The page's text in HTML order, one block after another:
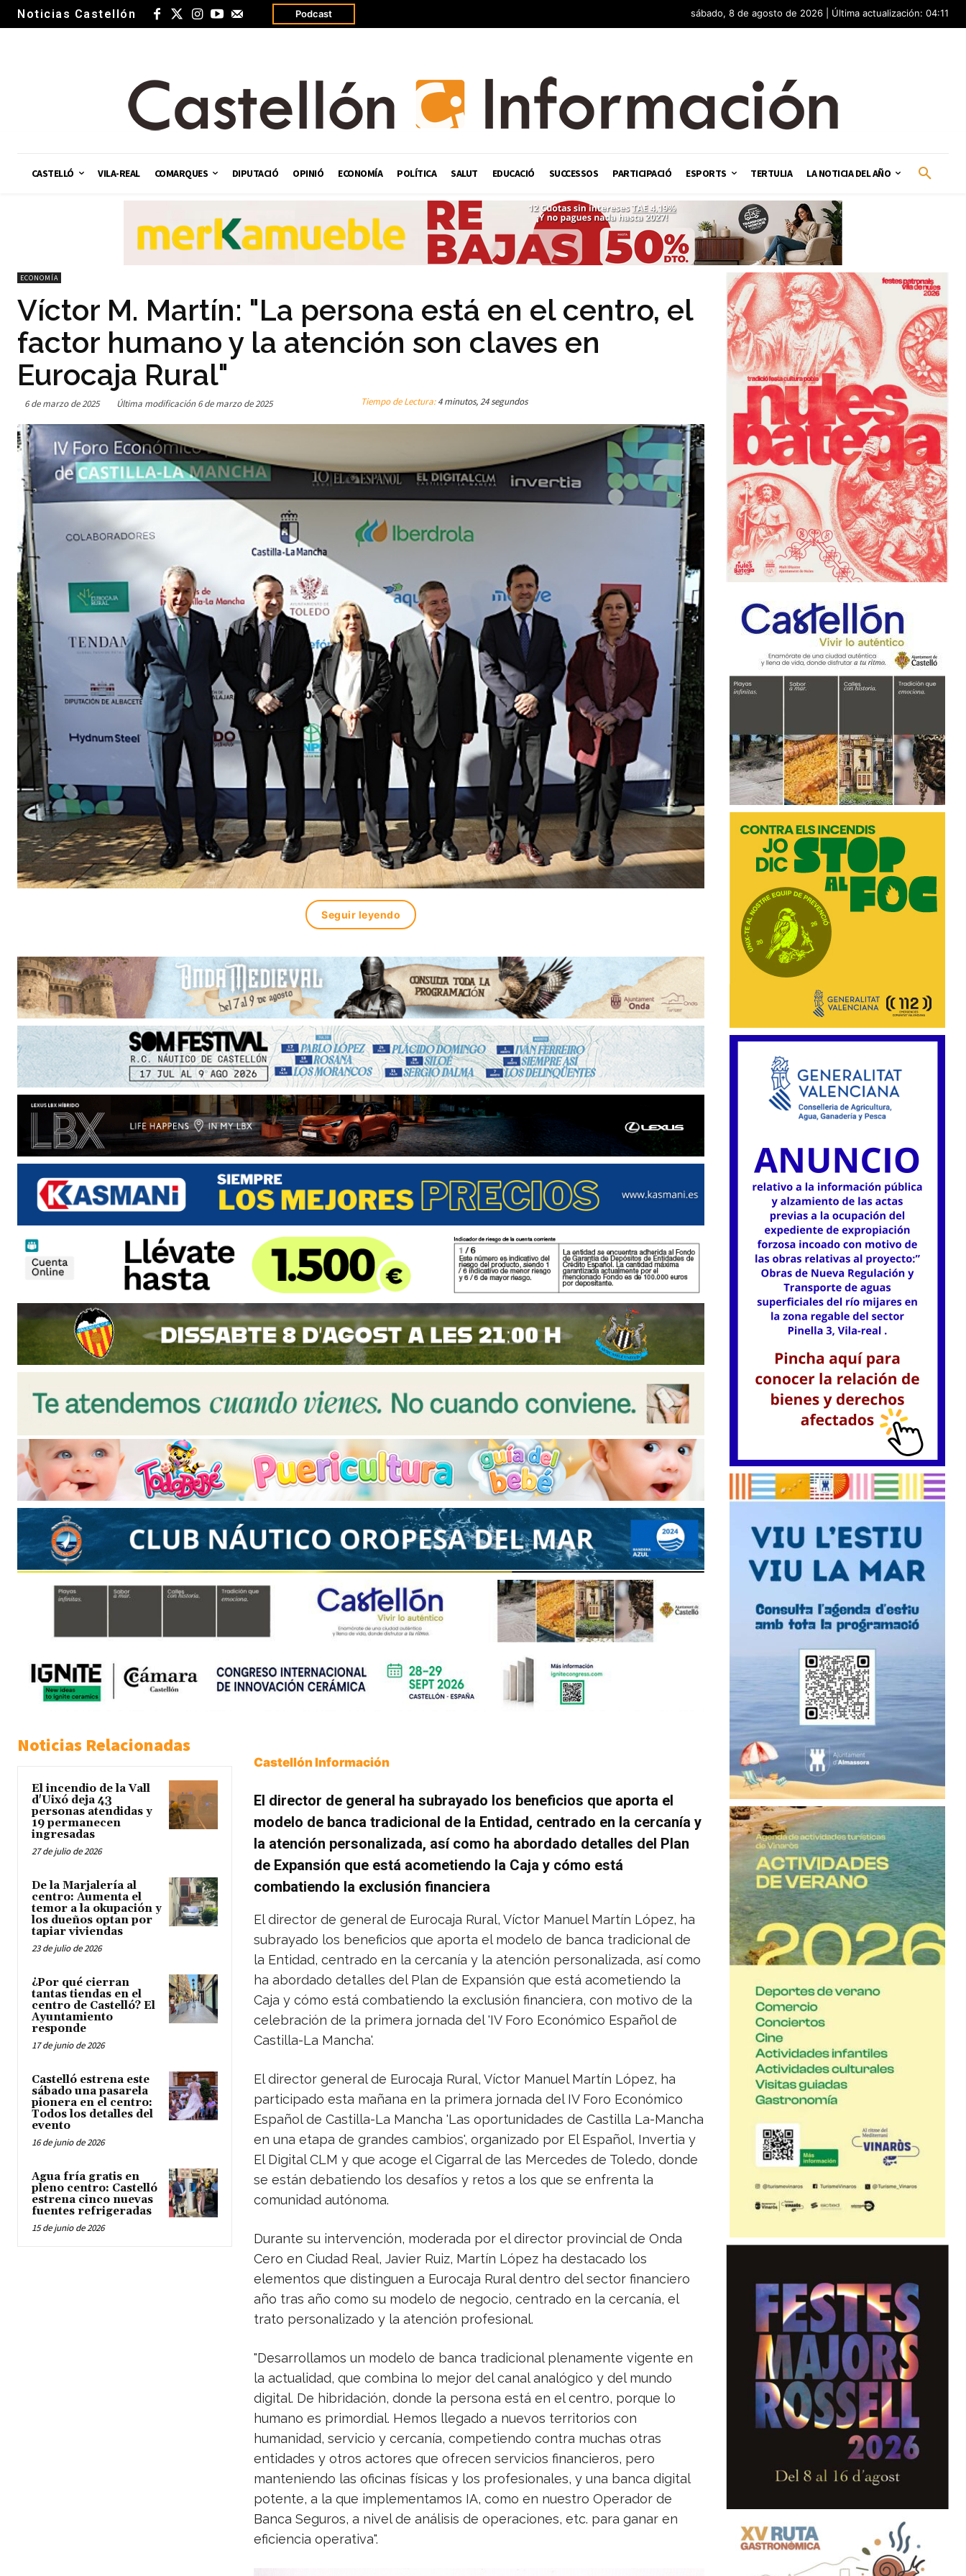
Noticias Castellón Podcast sábado, 8 de agosto de 2026 | Última actualización: 04:11
CASTELLÓ VILA-REAL COMARQUES DIPUTACIÓ OPINIÓ ECONOMÍA POLÍTICA SALUT EDUCACIÓ SUCCESSOS PARTICIPACIÓ ESPORTS TERTULIA LA NOTICIA DEL AÑO
ECONOMÍA
Víctor M. Martín: "La persona está en el centro, el
factor humano y la atención son claves en
Eurocaja Rural"
6 de marzo de 2025 Última modificación 6 de marzo de 2025 Tiempo de Lectura:4 minutos, 24 segundos
Seguir leyendo
Noticias Relacionadas
El incendio de la Vall
d'Uixó deja 43
personas atendidas y
19 permanecen
ingresadas
27 de julio de 2026
De la Marjalería al
centro: Aumenta el
temor a la okupación y
los dueños optan por
tapiar viviendas
23 de julio de 2026
¿Por qué cierran
tantas tiendas en el
centro de Castelló? El
Ayuntamiento
responde
17 de junio de 2026
Castelló estrena este
sábado una pasarela
pionera en el centro:
Todos los detalles del
evento
16 de junio de 2026
Agua fría gratis en
pleno centro: Castelló
estrena cinco nuevas
fuentes refrigeradas
15 de junio de 2026
Castellón Información
El director de general ha subrayado los beneficios que aporta el
modelo de banca tradicional de la Entidad, centrado en la cercanía y
la atención personalizada, así como ha abordado detalles del Plan
de Expansión que está acometiendo la Caja y cómo está
combatiendo la exclusión financiera
El director de general de Eurocaja Rural, Víctor Manuel Martín López, ha
subrayado los beneficios que aporta el modelo de banca tradicional de
la Entidad, centrado en la cercanía y la atención personalizada, así como
ha abordado detalles del Plan de Expansión que está acometiendo la
Caja y cómo está combatiendo la exclusión financiera, con motivo de la
celebración de la primera jornada del 'IV Foro Económico Español de
Castilla-La Mancha'.
El director general de Eurocaja Rural, Víctor Manuel Martín López, ha
participado esta mañana en la primera jornada del IV Foro Económico
Español de Castilla-La Mancha 'Las oportunidades de Castilla La-Mancha
en una etapa de grandes cambios', organizado por El Español, Invertia y
El Digital CLM y que acoge el Cigarral de las Mercedes de Toledo, donde
se están debatiendo los desafíos y retos a los que se enfrenta la
comunidad autónoma.
Durante su intervención, moderada por el director provincial de Onda
Cero en Ciudad Real, Javier Ruiz, Martín López ha destacado los
elementos que distinguen a Eurocaja Rural dentro del sector financiero
año tras año como su modelo de negocio, centrado en la cercanía, el
trato personalizado y la atención profesional.
"Desarrollamos un modelo de banca tradicional plenamente vigente en
la actualidad, que combina lo mejor del canal analógico y del mundo
digital. De hibridación, donde la persona está en el centro, porque lo
humano es primordial. Hemos llegado a nuevos territorios con
humanidad, servicio y cercanía, competiendo contra muchas otras
entidades y otros actores que ofrecen servicios financieros, pero
manteniendo las oficinas físicas y los profesionales, y una banca digital
potente, a la que implementamos IA, como en nuestro Operador de
Banca Seguros, a nivel de análisis de operaciones, etc. para ganar en
eficiencia operativa".